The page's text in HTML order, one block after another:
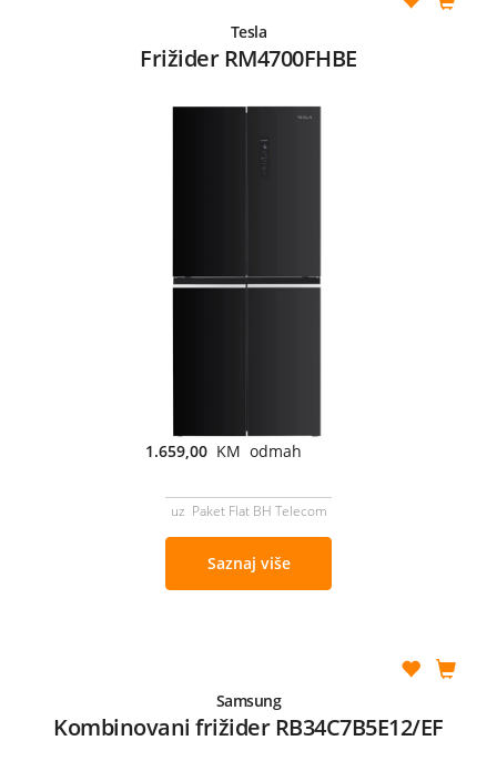
Tesla
Frižider RM4700FHBE
1.659,00 KM odmah
uz Paket Flat BH Telecom
Saznaj više
Samsung
Kombinovani frižider RB34C7B5E12/EF